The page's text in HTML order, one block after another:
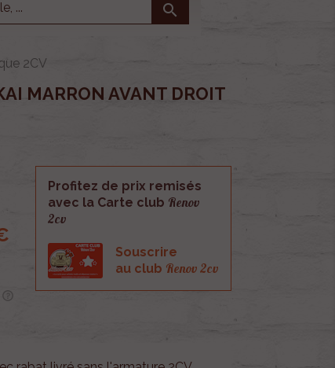

2CV
MARRON AVANT DROIT
Profitez de prix remisés
avec la Carte club Renov
2cv
Souscrire
au club Renov 2cv